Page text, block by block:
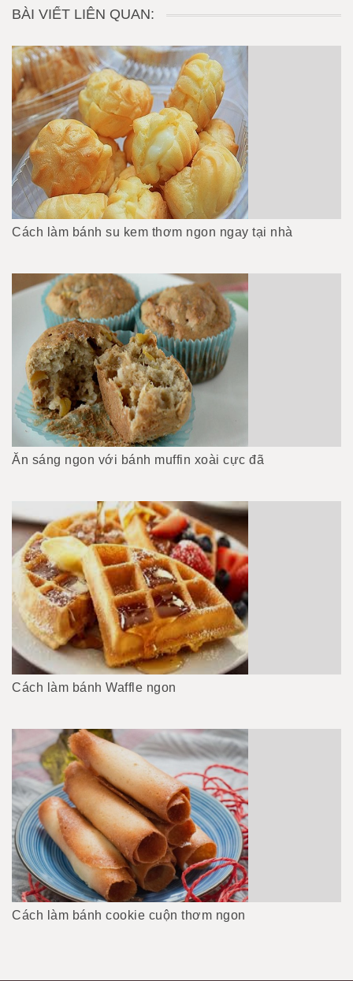
BÀI VIẾT LIÊN QUAN:
Cách làm bánh su kem thơm ngon ngay tại nhà
Ăn sáng ngon với bánh muffin xoài cực đã
Cách làm bánh Waffle ngon
Cách làm bánh cookie cuộn thơm ngon